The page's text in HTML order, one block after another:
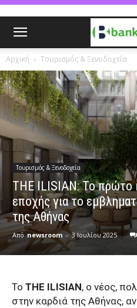
Αρχική Τουρισμός & Ξενοδοχεία
Τουρισμός & Ξενοδοχεία
THE ILISIAN: Το πρώτο
εποχής για το
της Αθήνας
Από newsroom - 3 Ιουλίου 2025
Το THE ILISIAN, ο νέος,
στην καρδιά της Αθήνας,